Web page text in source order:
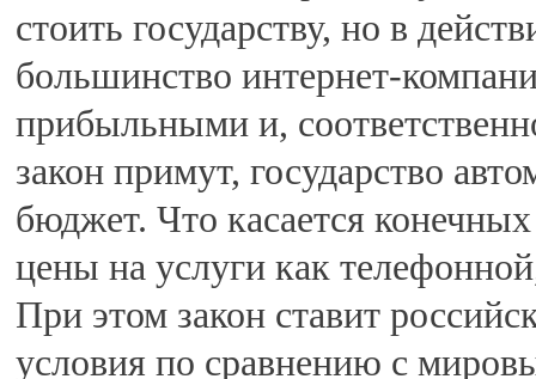
стоить государству, но в
большинство интернет-
прибыльными и,
закон примут, государство
бюджет. Что касается
цены на услуги как
При этом закон ставит
условия по сравнению с